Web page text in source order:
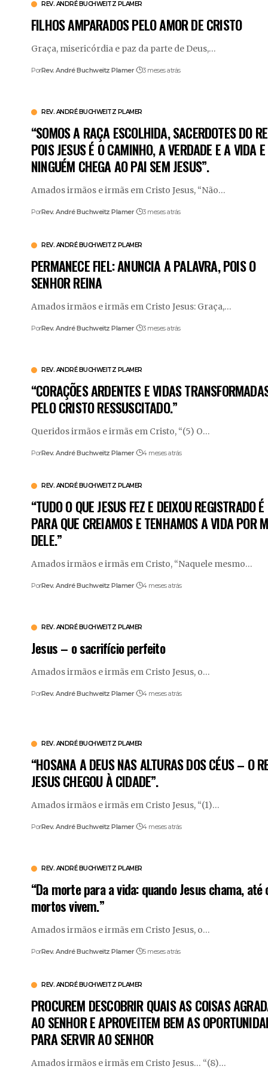
REV. ANDRÉ BUCHWEITZ PLAMER
FILHOS AMPARADOS PELO AMOR DE CRISTO
Graça, misericórdia e paz da parte de Deus,…
PorRev. André Buchweitz Plamer 3 meses atrás
REV. ANDRÉ BUCHWEITZ PLAMER
“SOMOS A RAÇA ESCOLHIDA, SACERDOTES DO
POIS JESUS É O CAMINHO, A VERDADE E A VIDA E
NINGUÉM CHEGA AO PAI SEM JESUS”.
Amados irmãos e irmãs em Cristo Jesus, “Não…
PorRev. André Buchweitz Plamer 3 meses atrás
REV. ANDRÉ BUCHWEITZ PLAMER
PERMANECE FIEL: ANUNCIA A PALAVRA, POIS O
SENHOR REINA
Amados irmãos e irmãs em Cristo Jesus: Graça,…
PorRev. André Buchweitz Plamer 3 meses atrás
REV. ANDRÉ BUCHWEITZ PLAMER
“CORAÇÕES ARDENTES E VIDAS
PELO CRISTO RESSUSCITADO.”
Queridos irmãos e irmãs em Cristo, “(5) O…
PorRev. André Buchweitz Plamer 4 meses atrás
REV. ANDRÉ BUCHWEITZ PLAMER
“TUDO O QUE JESUS FEZ E DEIXOU REGISTRADO É
PARA QUE CREIAMOS E TENHAMOS A VIDA POR
DELE.”
Amados irmãos e irmãs em Cristo, “Naquele mesmo…
PorRev. André Buchweitz Plamer 4 meses atrás
REV. ANDRÉ BUCHWEITZ PLAMER
Jesus – o sacrifício perfeito
Amados irmãos e irmãs em Cristo Jesus, o…
PorRev. André Buchweitz Plamer 4 meses atrás
REV. ANDRÉ BUCHWEITZ PLAMER
“HOSANA A DEUS NAS ALTURAS DOS CÉUS – O
JESUS CHEGOU À CIDADE”.
Amados irmãos e irmãs em Cristo Jesus, “(1)…
PorRev. André Buchweitz Plamer 4 meses atrás
REV. ANDRÉ BUCHWEITZ PLAMER
“Da morte para a vida: quando Jesus chama, até
mortos vivem.”
Amados irmãos e irmãs em Cristo Jesus, o…
PorRev. André Buchweitz Plamer 5 meses atrás
REV. ANDRÉ BUCHWEITZ PLAMER
PROCUREM DESCOBRIR QUAIS AS COISAS
AO SENHOR E APROVEITEM BEM AS
PARA SERVIR AO SENHOR
Amados irmãos e irmãs em Cristo Jesus… “(8)…